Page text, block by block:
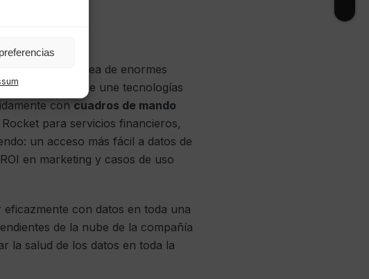
es una tarea de enormes
integral que une tecnologías
con cuadros de mando
para servicios financieros,
un acceso más fácil a datos de
en marketing y casos de uso
con datos en toda una
de la nube de la compañía
la salud de los datos en toda la